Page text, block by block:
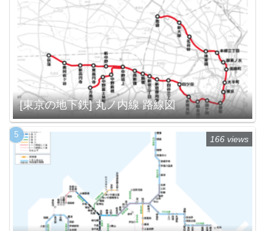
[東京の地下鉄] 丸ノ内線 路線図
166 views